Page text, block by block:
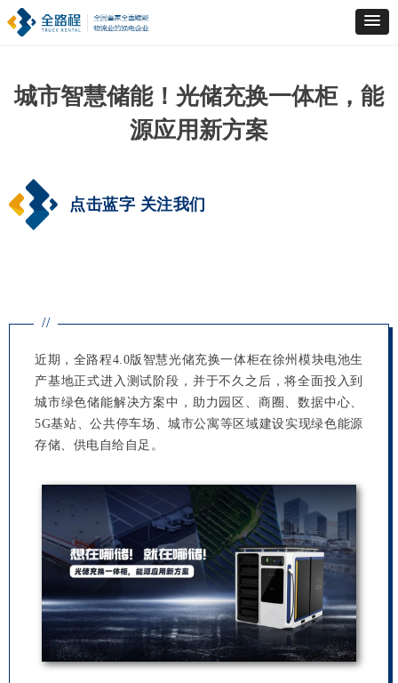
城市智慧储能！光储充换一体柜，能
源应用新方案
点击蓝字 关注我们
//
近期，全路程4.0版智慧光储充换一体柜在徐州模块电池生
产基地正式进入测试阶段，并于不久之后，将全面投入到
城市绿色储能解决方案中，助力园区、商圈、数据中心、
5G基站、公共停车场、城市公寓等区域建设实现绿色能源
存储、供电自给自足。